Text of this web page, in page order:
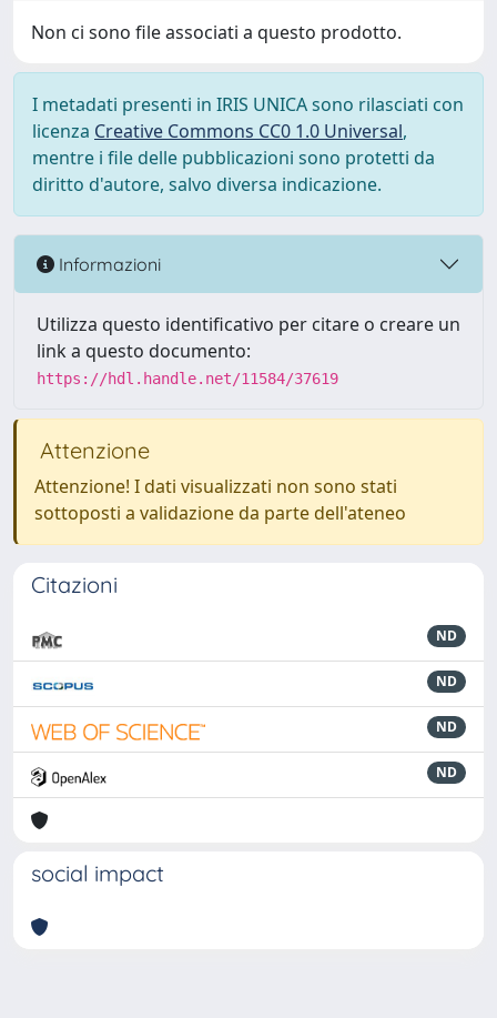
Non ci sono file associati a questo prodotto.
I metadati presenti in IRIS UNICA sono rilasciati con
licenza Creative Commons CC0 1.0 Universal,
mentre i file delle pubblicazioni sono protetti da
diritto d'autore, salvo diversa indicazione.
Informazioni
Utilizza questo identificativo per citare o creare un
link a questo documento:
https://hdl.handle.net/11584/37619
Attenzione
Attenzione! I dati visualizzati non sono stati
sottoposti a validazione da parte dell'ateneo
Citazioni
ND
ND
ND
ND
social impact